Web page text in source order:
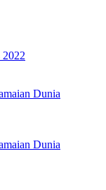
2022
Dunia
Dunia